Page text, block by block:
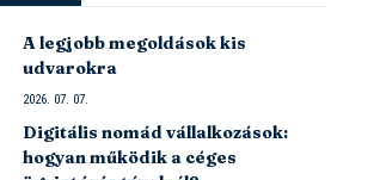
A legjobb megoldások kis
udvarokra
2026. 07. 07.
Digitális nomád vállalkozások:
hogyan működik a céges